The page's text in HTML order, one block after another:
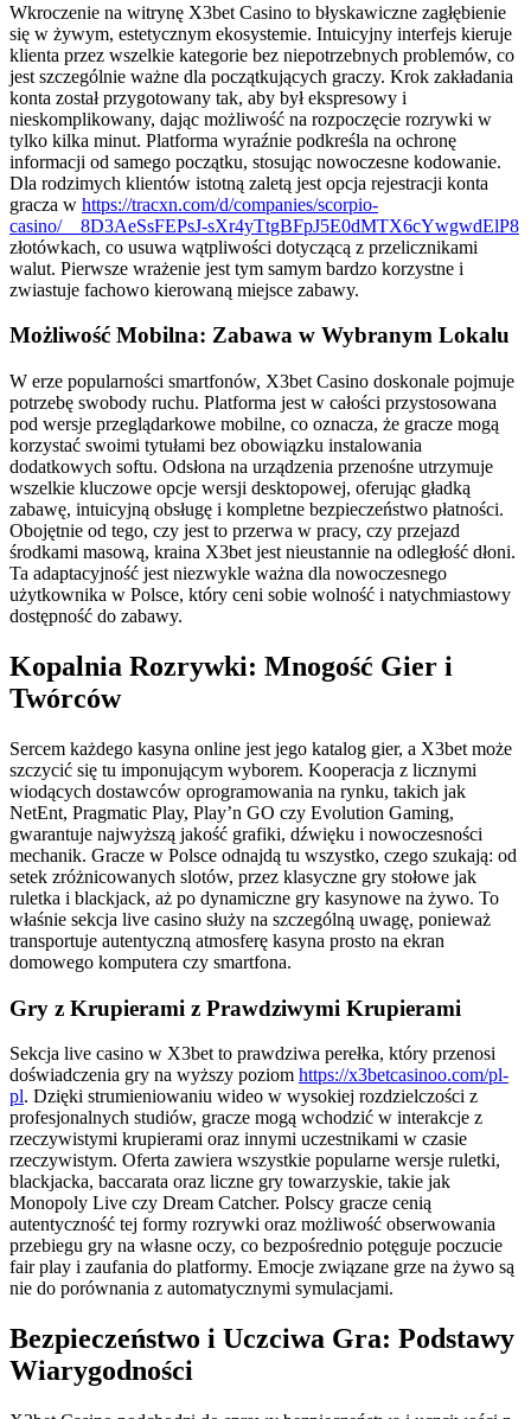
Wkroczenie na witrynę X3bet Casino to błyskawiczne zagłębienie
się w żywym, estetycznym ekosystemie. Intuicyjny interfejs kieruje
klienta przez wszelkie kategorie bez niepotrzebnych problemów, co
jest szczególnie ważne dla początkujących graczy. Krok zakładania
konta został przygotowany tak, aby był ekspresowy i
nieskomplikowany, dając możliwość na rozpoczęcie rozrywki w
tylko kilka minut. Platforma wyraźnie podkreśla na ochronę
informacji od samego początku, stosując nowoczesne kodowanie.
Dla rodzimych klientów istotną zaletą jest opcja rejestracji konta
gracza w https://tracxn.com/d/companies/scorpio-
casino/__8D3AeSsFEPsJ-sXr4yTtgBFpJ5E0dMTX6cYwgwdElP8
złotówkach, co usuwa wątpliwości dotyczącą z przelicznikami
walut. Pierwsze wrażenie jest tym samym bardzo korzystne i
zwiastuje fachowo kierowaną miejsce zabawy.
Możliwość Mobilna: Zabawa w Wybranym Lokalu
W erze popularności smartfonów, X3bet Casino doskonale pojmuje
potrzebę swobody ruchu. Platforma jest w całości przystosowana
pod wersje przeglądarkowe mobilne, co oznacza, że gracze mogą
korzystać swoimi tytułami bez obowiązku instalowania
dodatkowych softu. Odsłona na urządzenia przenośne utrzymuje
wszelkie kluczowe opcje wersji desktopowej, oferując gładką
zabawę, intuicyjną obsługę i kompletne bezpieczeństwo płatności.
Obojętnie od tego, czy jest to przerwa w pracy, czy przejazd
środkami masową, kraina X3bet jest nieustannie na odległość dłoni.
Ta adaptacyjność jest niezwykle ważna dla nowoczesnego
użytkownika w Polsce, który ceni sobie wolność i natychmiastowy
dostępność do zabawy.
Kopalnia Rozrywki: Mnogość Gier i
Twórców
Sercem każdego kasyna online jest jego katalog gier, a X3bet może
szczycić się tu imponującym wyborem. Kooperacja z licznymi
wiodących dostawców oprogramowania na rynku, takich jak
NetEnt, Pragmatic Play, Play’n GO czy Evolution Gaming,
gwarantuje najwyższą jakość grafiki, dźwięku i nowoczesności
mechanik. Gracze w Polsce odnajdą tu wszystko, czego szukają: od
setek zróżnicowanych slotów, przez klasyczne gry stołowe jak
ruletka i blackjack, aż po dynamiczne gry kasynowe na żywo. To
właśnie sekcja live casino służy na szczególną uwagę, ponieważ
transportuje autentyczną atmosferę kasyna prosto na ekran
domowego komputera czy smartfona.
Gry z Krupierami z Prawdziwymi Krupierami
Sekcja live casino w X3bet to prawdziwa perełka, który przenosi
doświadczenia gry na wyższy poziom https://x3betcasinoo.com/pl-
pl. Dzięki strumieniowaniu wideo w wysokiej rozdzielczości z
profesjonalnych studiów, gracze mogą wchodzić w interakcje z
rzeczywistymi krupierami oraz innymi uczestnikami w czasie
rzeczywistym. Oferta zawiera wszystkie popularne wersje ruletki,
blackjacka, baccarata oraz liczne gry towarzyskie, takie jak
Monopoly Live czy Dream Catcher. Polscy gracze cenią
autentyczność tej formy rozrywki oraz możliwość obserwowania
przebiegu gry na własne oczy, co bezpośrednio potęguje poczucie
fair play i zaufania do platformy. Emocje związane grze na żywo są
nie do porównania z automatycznymi symulacjami.
Bezpieczeństwo i Uczciwa Gra: Podstawy
Wiarygodności